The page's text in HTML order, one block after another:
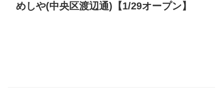
めしや(中央区渡辺通)【1/29オープン】